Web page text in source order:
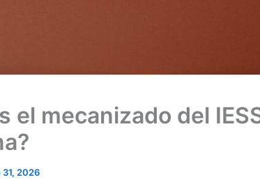
el mecanizado del
31, 2026